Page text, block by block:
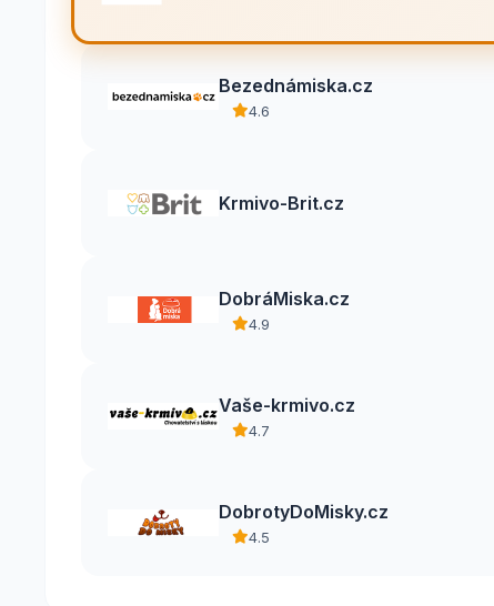
Bezednámiska.cz
4.6
Krmivo-Brit.cz
DobráMiska.cz
4.9
Vaše-krmivo.cz
4.7
DobrotyDoMisky.cz
4.5